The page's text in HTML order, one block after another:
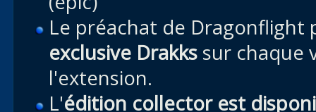
Le préachat de
exclusive Drakks sur chaque
l'extension.
L'édition collector est